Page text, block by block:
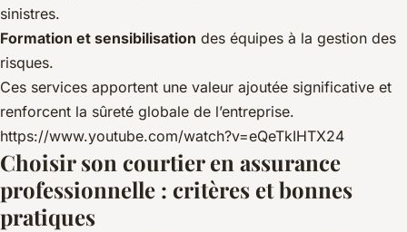
sinistres.
Formation et sensibilisation des équipes à la gestion des
risques.
Ces services apportent une valeur ajoutée significative et
renforcent la sûreté globale de l’entreprise.
https://www.youtube.com/watch?v=eQeTkIHTX24
Choisir son courtier en assurance
professionnelle : critères et bonnes
pratiques